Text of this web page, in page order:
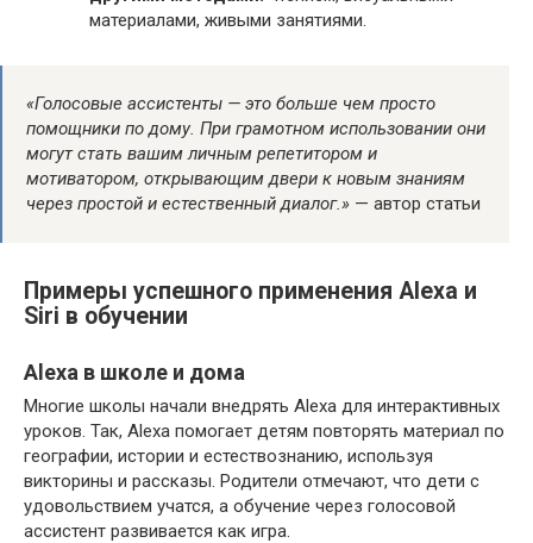
материалами, живыми занятиями.
«Голосовые ассистенты — это больше чем просто
помощники по дому. При грамотном использовании они
могут стать вашим личным репетитором и
мотиватором, открывающим двери к новым знаниям
через простой и естественный диалог.» — автор статьи
Примеры успешного применения Alexa и
Siri в обучении
Alexa в школе и дома
Многие школы начали внедрять Alexa для интерактивных
уроков. Так, Alexa помогает детям повторять материал по
географии, истории и естествознанию, используя
викторины и рассказы. Родители отмечают, что дети с
удовольствием учатся, а обучение через голосовой
ассистент развивается как игра.